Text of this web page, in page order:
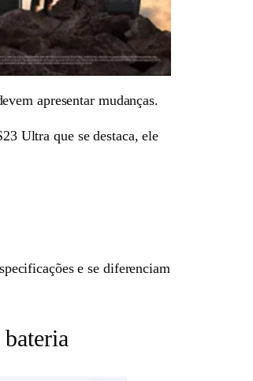
apresentar mudanças.
Ultra que se destaca, ele
e se diferenciam